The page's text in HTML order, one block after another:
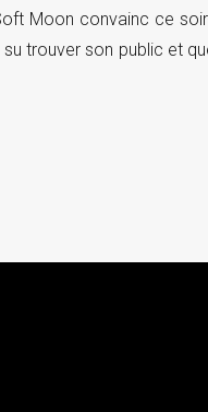
Moon convainc ce
su trouver son public et